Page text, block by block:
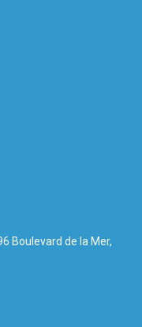
Boulevard de la Mer,